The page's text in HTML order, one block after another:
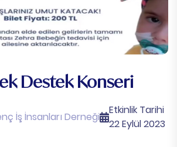
Destek Konseri
İş İnsanları Derneği
Etkinlik Tarihi
22 Eylül 2023